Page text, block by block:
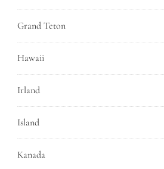
Grand Teton
Hawaii
Irland
Island
Kanada